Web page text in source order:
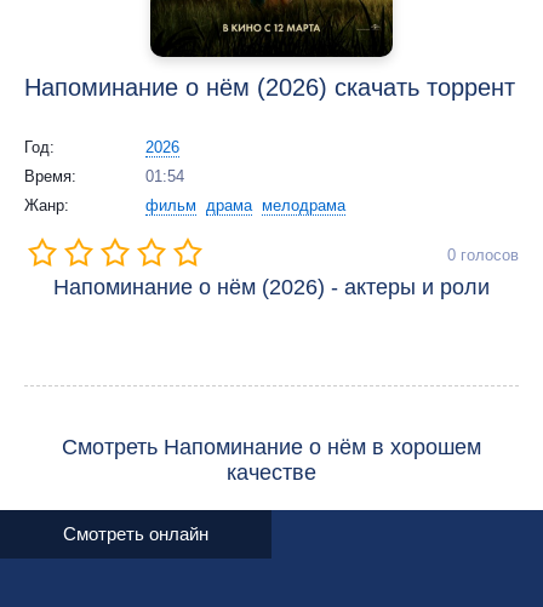
Напоминание о нём (2026) скачать торрент
Год:
2026
Время:
01:54
Жанр:
фильм драма мелодрама
0 голосов
Напоминание о нём (2026) - актеры и роли
Смотреть Напоминание о нём в хорошем
качестве
Смотреть онлайн